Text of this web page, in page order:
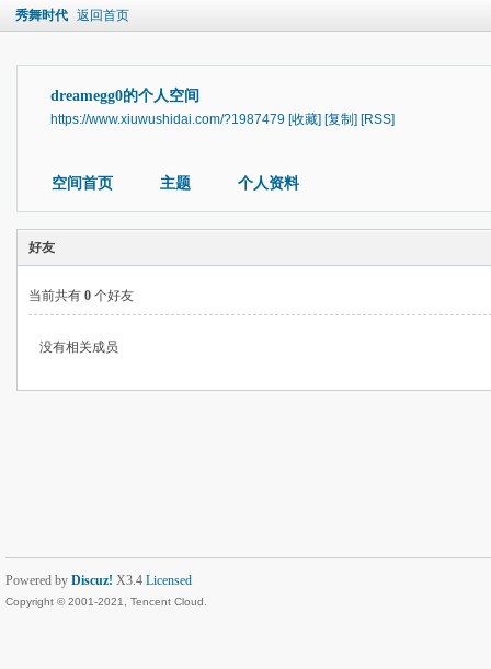
秀舞时代 返回首页
dreamegg0的个人空间
https://www.xiuwushidai.com/?1987479 [收藏] [复制] [RSS]
空间首页 主题 个人资料
好友
当前共有 0 个好友
没有相关成员
Powered by Discuz! X3.4 Licensed
Copyright © 2001-2021, Tencent Cloud.